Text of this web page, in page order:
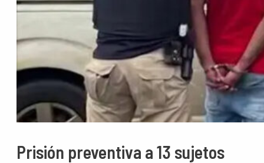
Prisión preventiva a 13 sujetos